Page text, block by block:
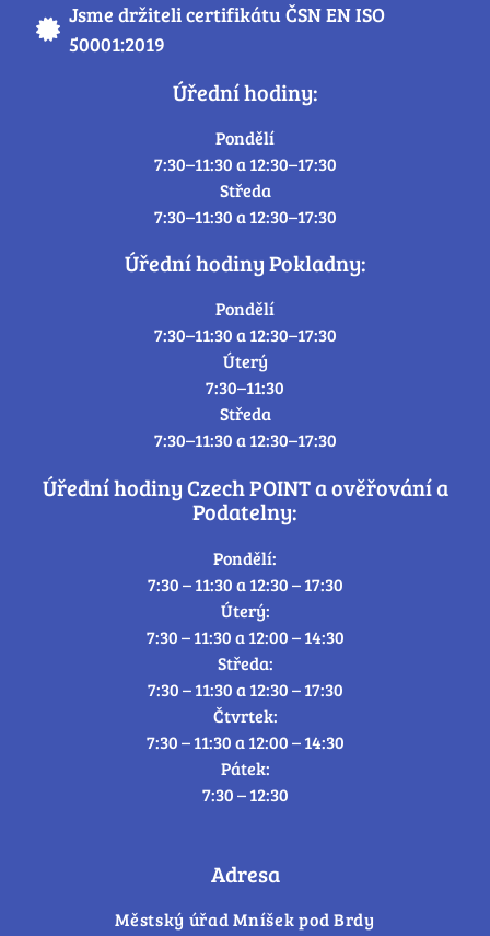
Jsme držiteli certifikátu ČSN EN ISO
50001:2019
Úřední hodiny:
Pondělí
7:30–11:30 a 12:30–17:30
Středa
7:30–11:30 a 12:30–17:30
Úřední hodiny Pokladny:
Pondělí
7:30–11:30 a 12:30–17:30
Úterý
7:30–11:30
Středa
7:30–11:30 a 12:30–17:30
Úřední hodiny Czech POINT a ověřování a
Podatelny:
Pondělí:
7:30 – 11:30 a 12:30 – 17:30
Úterý:
7:30 – 11:30 a 12:00 – 14:30
Středa:
7:30 – 11:30 a 12:30 – 17:30
Čtvrtek:
7:30 – 11:30 a 12:00 – 14:30
Pátek:
7:30 – 12:30
Adresa
Městský úřad Mníšek pod Brdy